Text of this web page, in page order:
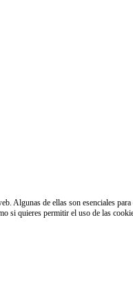
Algunas de ellas son esenciales
si quieres permitir el uso de las